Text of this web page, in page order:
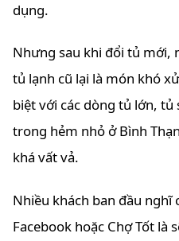
dụng.
Nhưng sau khi đổi tủ mới,
tủ lạnh cũ lại là món khó
biệt với các dòng tủ lớn, tủ
trong hẻm nhỏ ở Bình
khá vất vả.
Nhiều khách ban đầu nghĩ
Facebook hoặc Chợ Tốt là